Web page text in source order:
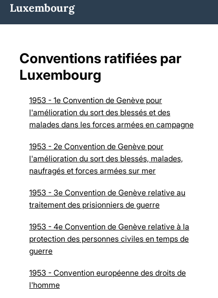
Luxembourg
Conventions ratifiées par
Luxembourg
1953 - 1e Convention de Genève pour
l'amélioration du sort des blessés et des
malades dans les forces armées en campagne
1953 - 2e Convention de Genève pour
l'amélioration du sort des blessés, malades,
naufragés et forces armées sur mer
1953 - 3e Convention de Genève relative au
traitement des prisionniers de guerre
1953 - 4e Convention de Genève relative à la
protection des personnes civiles en temps de
guerre
1953 - Convention européenne des droits de
l'homme